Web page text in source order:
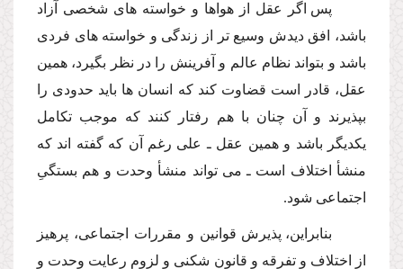
پس اگر عقل از هواها و خواسته هاى شخصى آزاد
باشد، افق دیدش وسیع تر از زندگى و خواسته هاى فردى
باشد و بتواند نظام عالم و آفرینش را در نظر بگیرد، همین
عقل، قادر است قضاوت كند كه انسان ها باید حدودى را
بپذیرند و آن چنان با هم رفتار كنند كه موجب تكامل
یكدیگر باشد و همین عقل ـ على رغم آن كه گفته اند كه
منشأ اختلاف است ـ مى تواند منشأ وحدت و هم بستگىِ
اجتماعى شود.
بنابراین، پذیرش قوانین و مقررات اجتماعى، پرهیز
از اختلاف و تفرقه و قانون شكنى و لزوم رعایت وحدت و